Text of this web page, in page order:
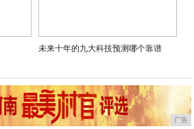
未来十年的九大科技预测哪个靠谱
广告